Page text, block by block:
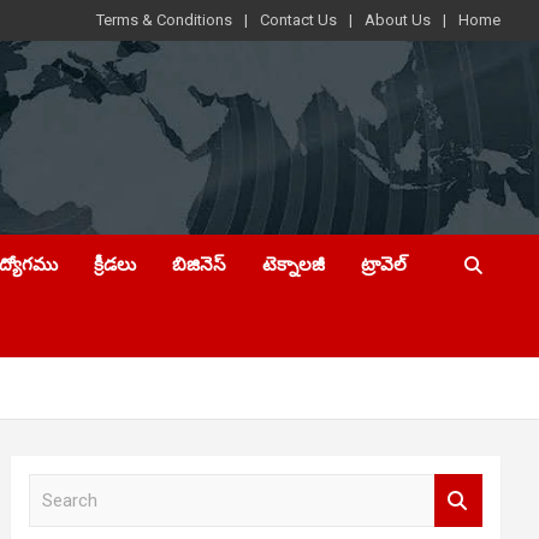
Terms & Conditions Contact Us About Us Home
క్రీడలు బిజినెస్ టెక్నాలజీ ట్రావెల్